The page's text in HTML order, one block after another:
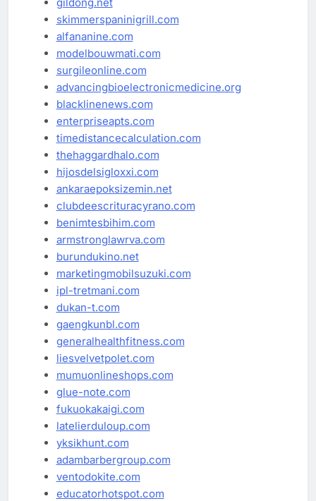
skimmerspaninigrill.com
alfananine.com
modelbouwmati.com
surgileonline.com
advancingbioelectronicmedicine.org
blacklinenews.com
enterpriseapts.com
timedistancecalculation.com
thehaggardhalo.com
hijosdelsigloxxi.com
ankaraepoksizemin.net
clubdeescrituracyrano.com
benimtesbihim.com
armstronglawrva.com
burundukino.net
marketingmobilsuzuki.com
ipl-tretmani.com
dukan-t.com
gaengkunbl.com
generalhealthfitness.com
liesvelvetpolet.com
mumuonlineshops.com
glue-note.com
fukuokakaigi.com
latelierduloup.com
yksikhunt.com
adambarbergroup.com
ventodokite.com
educatorhotspot.com